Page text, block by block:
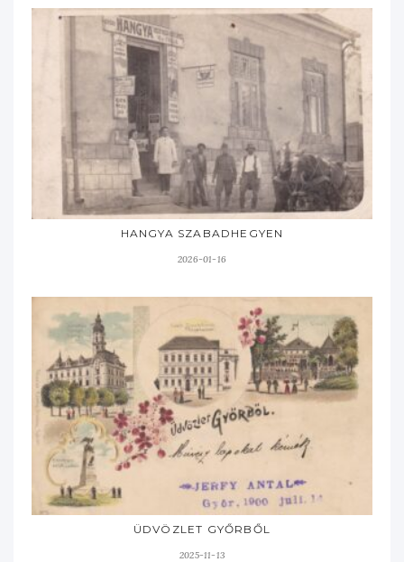
HANGYA SZABADHEGYEN
2026-01-16
ÜDVÖZLET GYŐRBŐL
2025-11-13